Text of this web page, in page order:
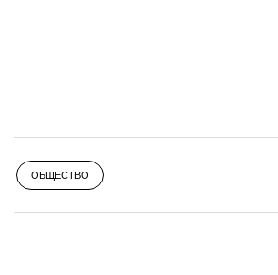
ОБЩЕСТВО